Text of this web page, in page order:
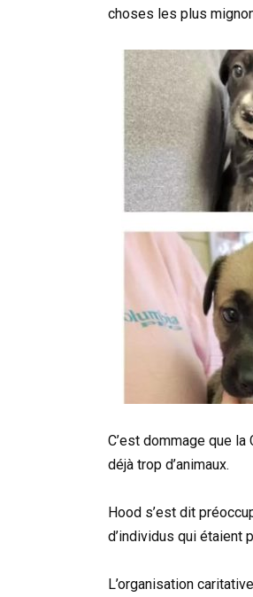
choses les plus
C’est dommage que
déjà trop d’animaux.
Hood s’est dit
d’individus qui étaient
L’organisation